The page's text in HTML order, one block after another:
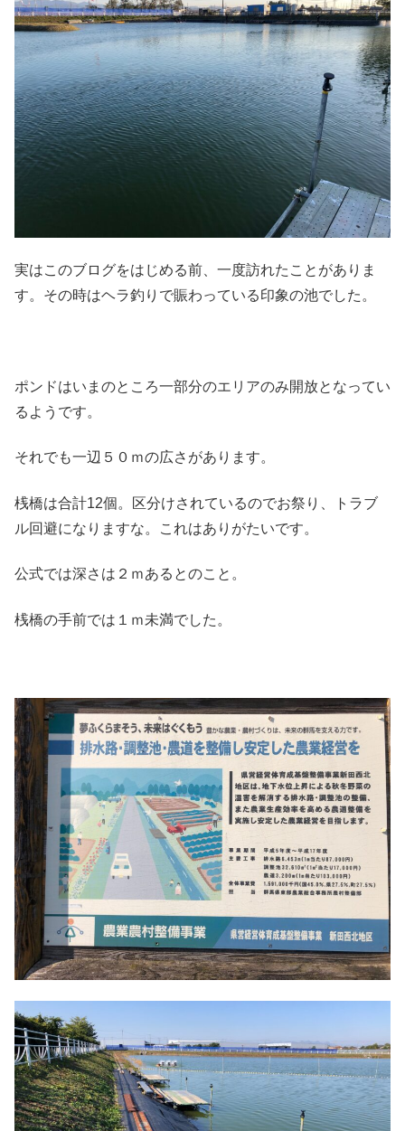
実はこのブログをはじめる前、一度訪れたことがありま
す。その時はヘラ釣りで賑わっている印象の池でした。
ポンドはいまのところ一部分のエリアのみ開放となってい
るようです。
それでも一辺５０ｍの広さがあります。
桟橋は合計12個。区分けされているのでお祭り、トラブ
ル回避になりますな。これはありがたいです。
公式では深さは２ｍあるとのこと。
桟橋の手前では１ｍ未満でした。